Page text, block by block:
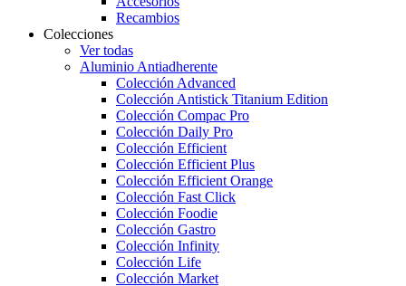
Recambios
Colecciones
Ver todas
Aluminio Antiadherente
Colección Advanced
Colección Antistick Titanium Edition
Colección Compac Pro
Colección Daily Pro
Colección Efficient
Colección Efficient Plus
Colección Efficient Orange
Colección Fast Click
Colección Foodie
Colección Gastro
Colección Infinity
Colección Life
Colección Market